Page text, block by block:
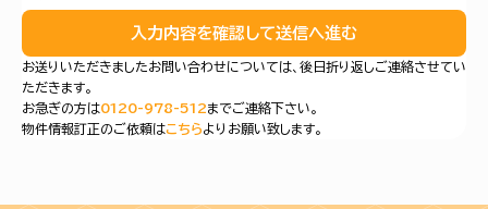
入力内容を確認して送信へ進む
お送りいただきましたお問い合わせについては、後日折り返しご連絡させてい
ただきます。
お急ぎの方は0120-978-512までご連絡下さい。
物件情報訂正のご依頼はこちらよりお願い致します。